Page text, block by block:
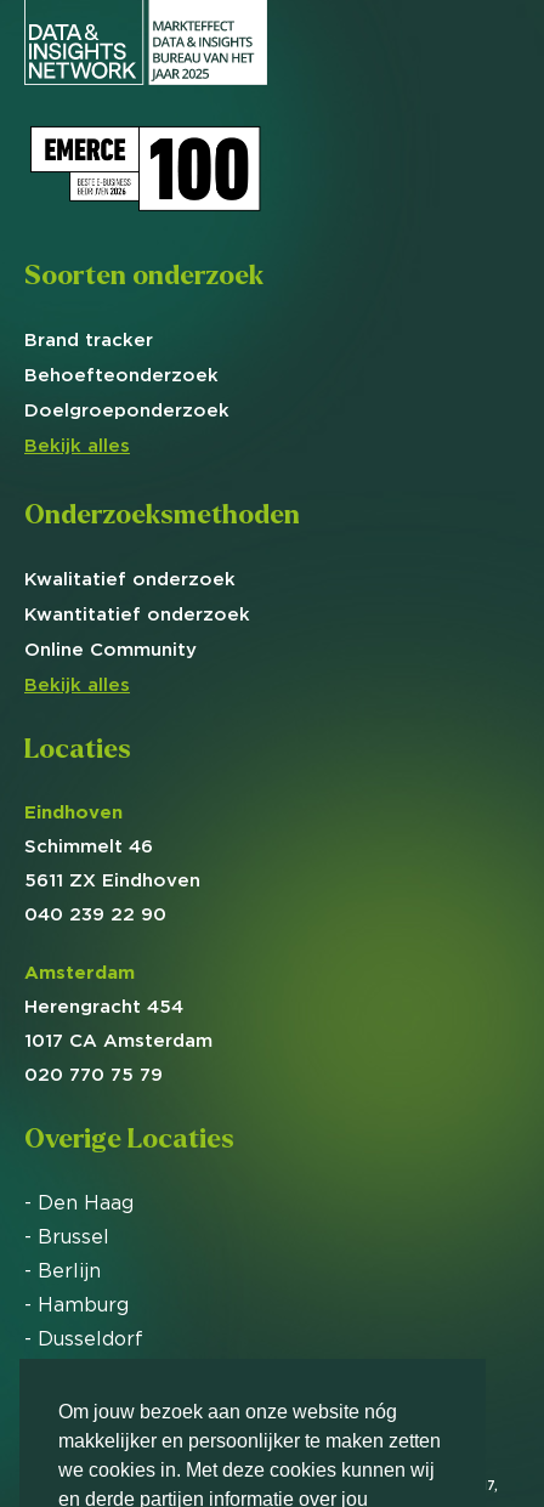
Om jouw bezoek aan onze website nóg
makkelijker en persoonlijker te maken zetten
we cookies in. Met deze cookies kunnen wij
en derde partijen informatie over jou
Soorten onderzoek
Brand tracker
Behoefteonderzoek
Doelgroeponderzoek
Bekijk alles
Onderzoeksmethoden
Kwalitatief onderzoek
Kwantitatief onderzoek
Online Community
Bekijk alles
Locaties
Eindhoven
Schimmelt 46
5611 ZX Eindhoven
040 239 22 90
Amsterdam
Herengracht 454
1017 CA Amsterdam
020 770 75 79
Overige Locaties
- Den Haag
- Brussel
- Berlijn
- Hamburg
- Dusseldorf
Markteffect is door het Financieele Dagblad
uitgeroepen tot FD Gazelle in 2012, 2015, 2016, 2017,